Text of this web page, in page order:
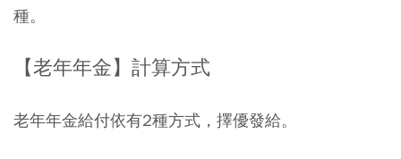
種。
【老年年金】計算方式
老年年金給付依有2種方式，擇優發給。